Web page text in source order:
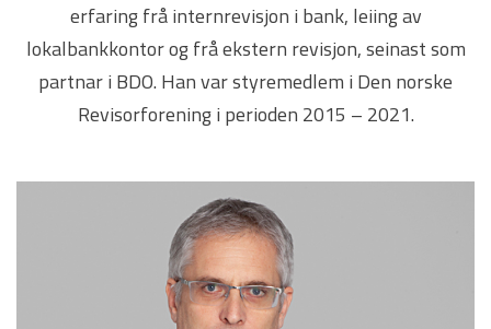
erfaring frå internrevisjon i bank, leiing av
lokalbankkontor og frå ekstern revisjon, seinast som
partnar i BDO. Han var styremedlem i Den norske
Revisorforening i perioden 2015 – 2021.